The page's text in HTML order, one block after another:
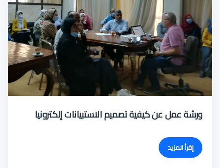
ورشة عمل عن كيفية تصميم الاستبيانات إلكترونيا
إقرأ المزيد